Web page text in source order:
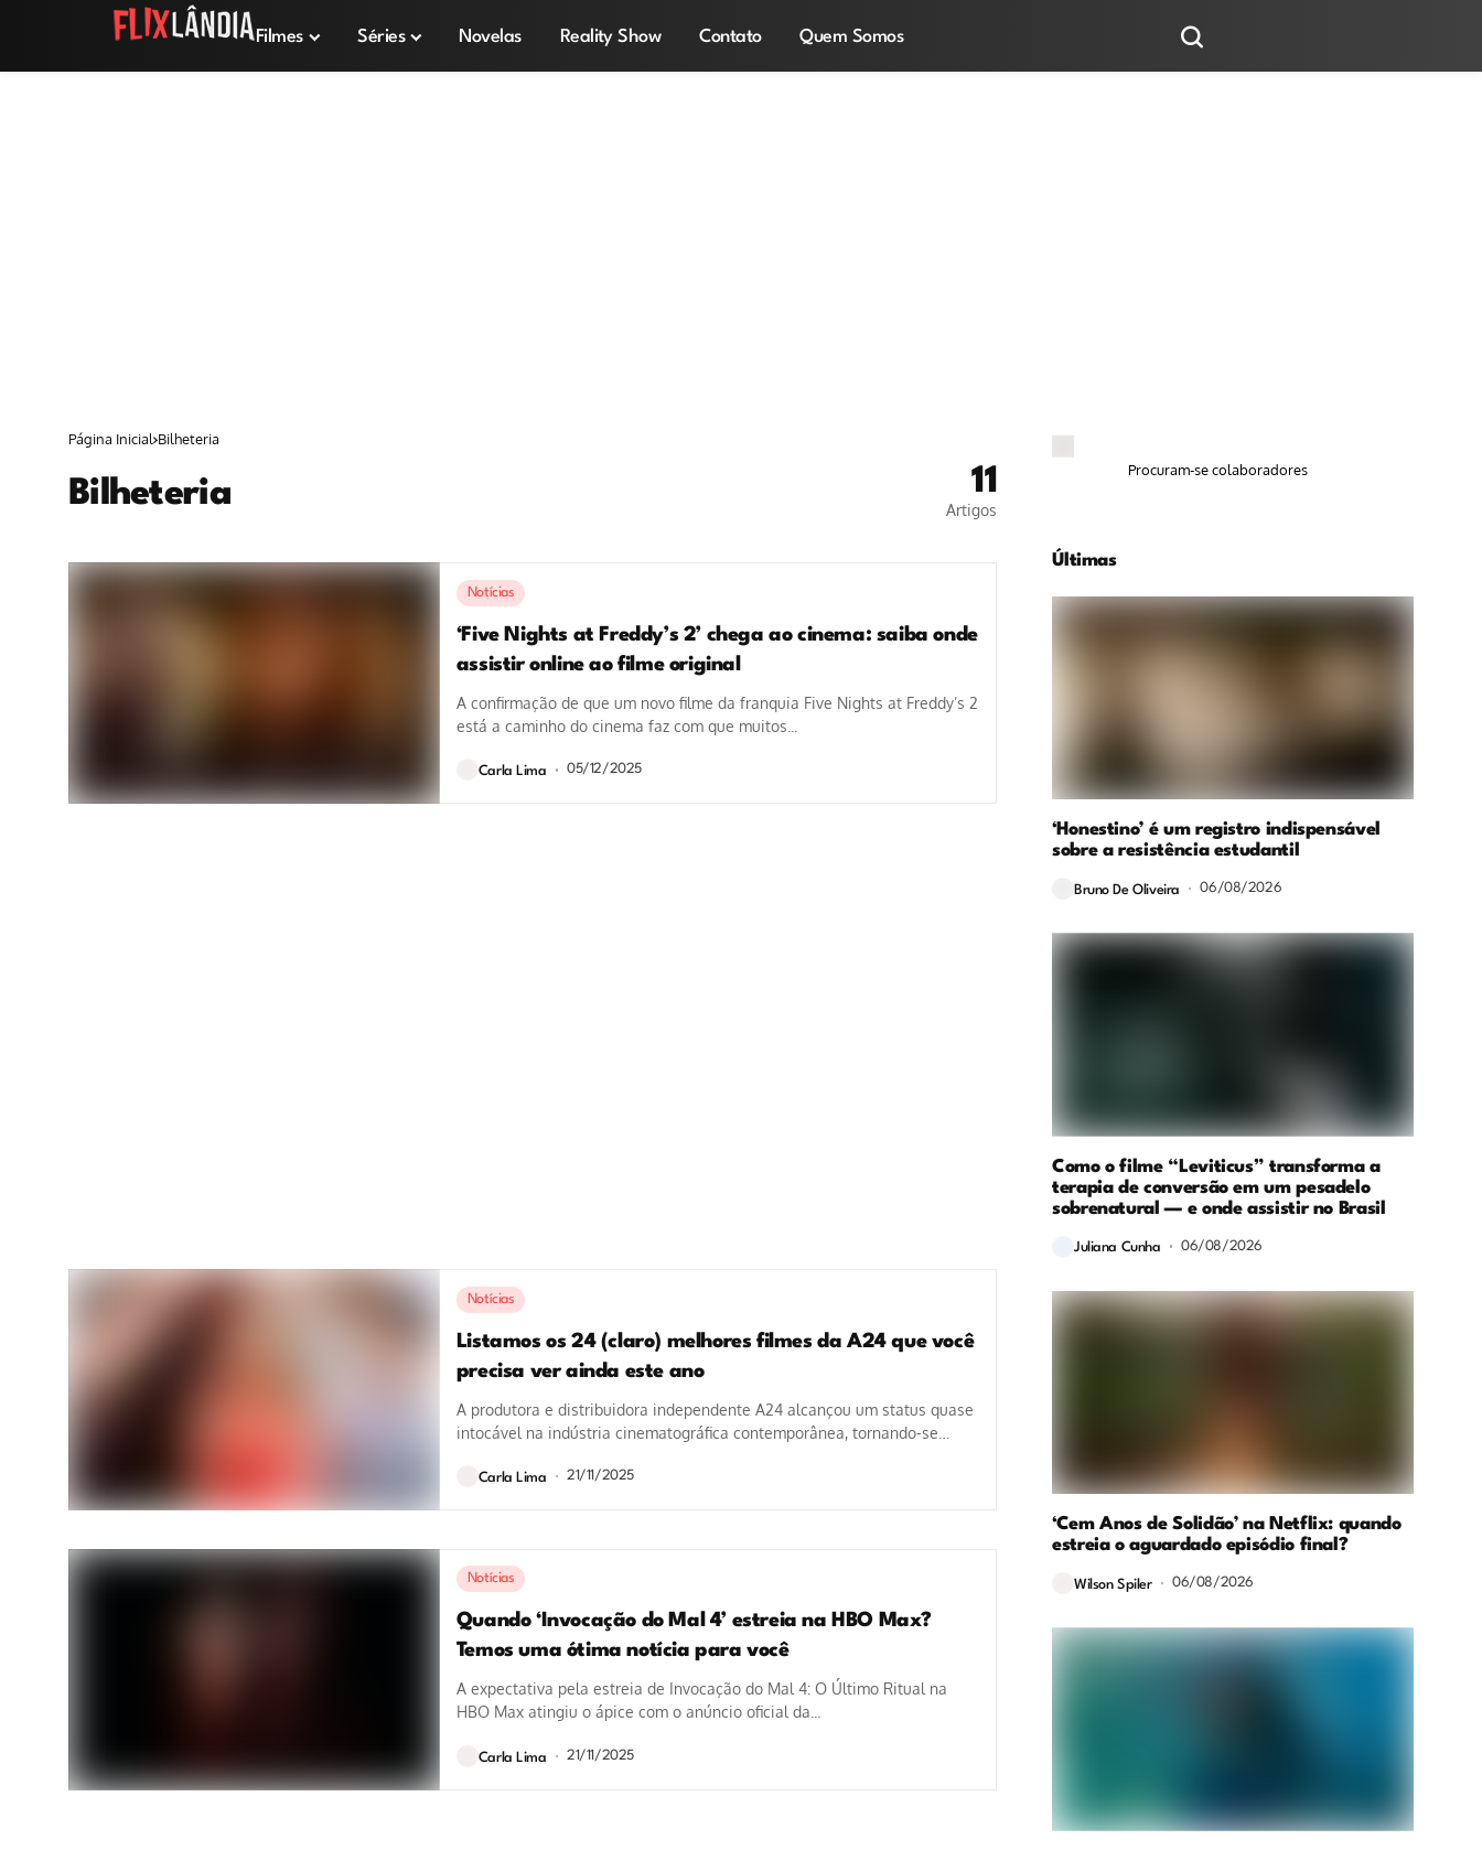
Filmes Séries Novelas Reality Show Contato Quem Somos
Página Inicial Bilheteria
Bilheteria 11
Artigos
Notícias
‘Five Nights at Freddy’s 2’ chega ao cinema: saiba onde
assistir online ao filme original
A confirmação de que um novo filme da franquia Five Nights at Freddy’s 2
está a caminho do cinema faz com que muitos...
Carla Lima 05/12/2025
Notícias
Listamos os 24 (claro) melhores filmes da A24 que você
precisa ver ainda este ano
A produtora e distribuidora independente A24 alcançou um status quase
intocável na indústria cinematográfica contemporânea, tornando-se
Carla Lima 21/11/2025
Notícias
Quando ‘Invocação do Mal 4’ estreia na HBO Max?
Temos uma ótima notícia para você
A expectativa pela estreia de Invocação do Mal 4: O Último Ritual na
HBO Max atingiu o ápice com o anúncio oficial da...
Carla Lima 21/11/2025
Procuram-se colaboradores
Últimas
‘Honestino’ é um registro indispensável
sobre a resistência estudantil
Bruno De Oliveira 06/08/2026
Como o filme “Leviticus” transforma a
terapia de conversão em um pesadelo
sobrenatural — e onde assistir no Brasil
Juliana Cunha 06/08/2026
‘Cem Anos de Solidão’ na Netflix: quando
estreia o aguardado episódio final?
Wilson Spiler 06/08/2026